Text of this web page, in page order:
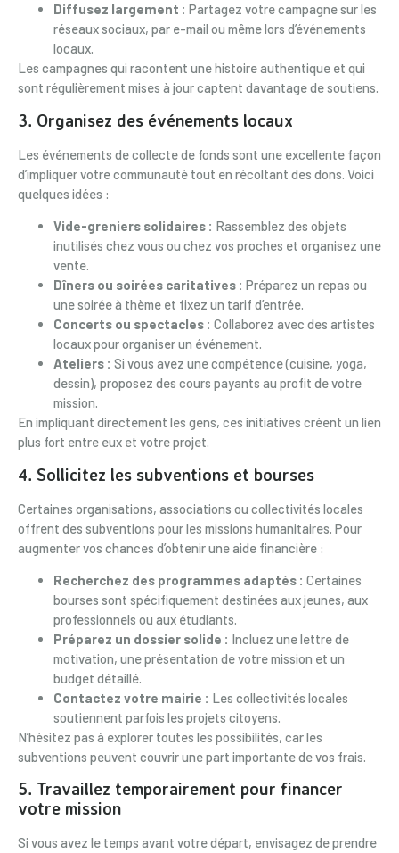
Diffusez largement : Partagez votre campagne sur les
réseaux sociaux, par e-mail ou même lors d’événements
locaux.
Les campagnes qui racontent une histoire authentique et qui
sont régulièrement mises à jour captent davantage de soutiens.
3. Organisez des événements locaux
Les événements de collecte de fonds sont une excellente façon
d’impliquer votre communauté tout en récoltant des dons. Voici
quelques idées :
Vide-greniers solidaires : Rassemblez des objets
inutilisés chez vous ou chez vos proches et organisez une
vente.
Dîners ou soirées caritatives : Préparez un repas ou
une soirée à thème et fixez un tarif d’entrée.
Concerts ou spectacles : Collaborez avec des artistes
locaux pour organiser un événement.
Ateliers : Si vous avez une compétence (cuisine, yoga,
dessin), proposez des cours payants au profit de votre
mission.
En impliquant directement les gens, ces initiatives créent un lien
plus fort entre eux et votre projet.
4. Sollicitez les subventions et bourses
Certaines organisations, associations ou collectivités locales
offrent des subventions pour les missions humanitaires. Pour
augmenter vos chances d’obtenir une aide financière :
Recherchez des programmes adaptés : Certaines
bourses sont spécifiquement destinées aux jeunes, aux
professionnels ou aux étudiants.
Préparez un dossier solide : Incluez une lettre de
motivation, une présentation de votre mission et un
budget détaillé.
Contactez votre mairie : Les collectivités locales
soutiennent parfois les projets citoyens.
N’hésitez pas à explorer toutes les possibilités, car les
subventions peuvent couvrir une part importante de vos frais.
5. Travaillez temporairement pour financer
votre mission
Si vous avez le temps avant votre départ, envisagez de prendre